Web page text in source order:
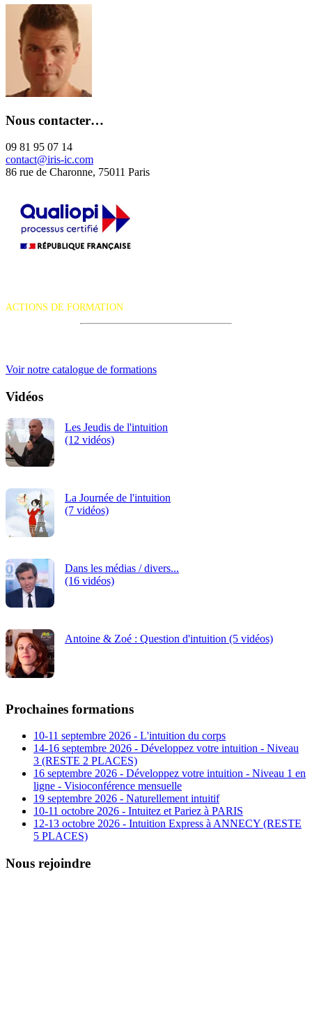
Nous contacter…
09 81 95 07 14
contact@iris-ic.com
86 rue de Charonne, 75011 Paris
ACTIONS DE FORMATION
Voir notre catalogue de formations
Vidéos
Les Jeudis de l'intuition
(12 vidéos)
La Journée de l'intuition
(7 vidéos)
Dans les médias / divers...
(16 vidéos)
Antoine & Zoé : Question d'intuition (5 vidéos)
Prochaines formations
10-11 septembre 2026 - L'intuition du corps
14-16 septembre 2026 - Développez votre intuition - Niveau
3 (RESTE 2 PLACES)
16 septembre 2026 - Développez votre intuition - Niveau 1 en
ligne - Visioconférence mensuelle
19 septembre 2026 - Naturellement intuitif
10-11 octobre 2026 - Intuitez et Pariez à PARIS
12-13 octobre 2026 - Intuition Express à ANNECY (RESTE
5 PLACES)
Nous rejoindre